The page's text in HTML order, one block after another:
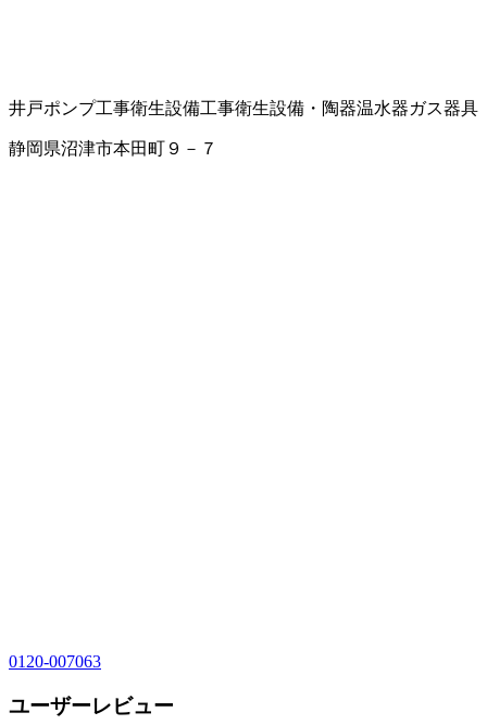
井戸ポンプ工事衛生設備工事衛生設備・陶器温水器ガス器具
静岡県沼津市本田町９－７
0120-007063
ユーザーレビュー